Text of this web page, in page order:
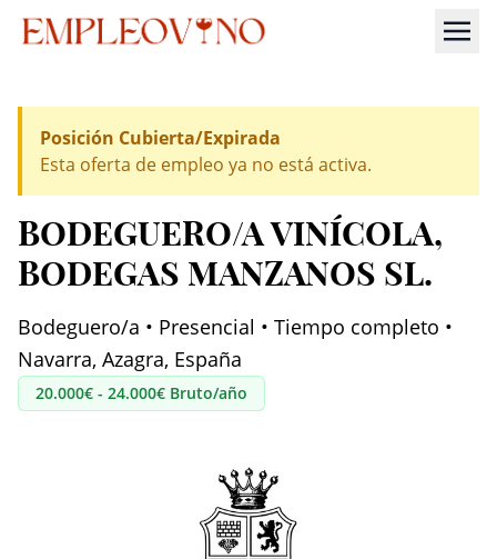
Posición Cubierta/Expirada
Esta oferta de empleo ya no está activa.
BODEGUERO/A VINÍCOLA,
BODEGAS MANZANOS SL.
Bodeguero/a • Presencial • Tiempo completo •
Navarra, Azagra, España
20.000€ - 24.000€ Bruto/año